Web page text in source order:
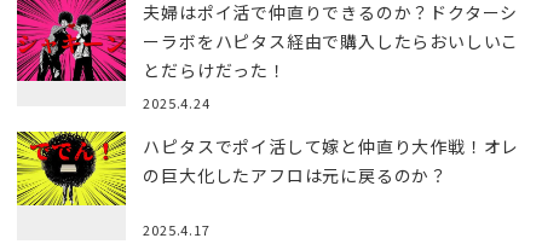
夫婦はポイ活で仲直りできるのか？ドクターシ
ーラボをハピタス経由で購入したらおいしいこ
とだらけだった！
2025.4.24
ハピタスでポイ活して嫁と仲直り大作戦！オレ
の巨大化したアフロは元に戻るのか？
2025.4.17